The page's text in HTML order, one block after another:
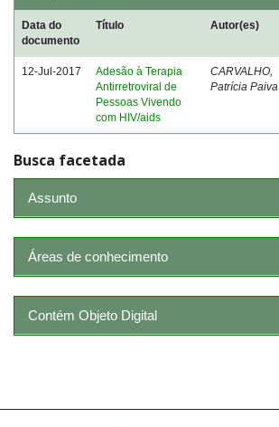
Data do
documento
Título Autor(es)
12-Jul-2017
Adesão à Terapia
Antirretroviral de
Pessoas Vivendo
com HIV/aids
CARVALHO,
Patrícia Paiva
Busca facetada
Assunto
Áreas de conhecimento
Contém Objeto Digital